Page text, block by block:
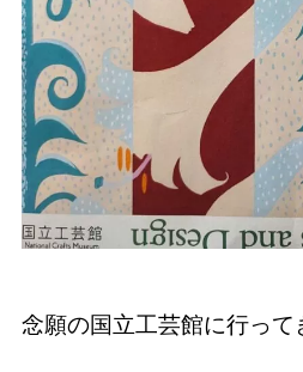
念願の国立工芸館に行って